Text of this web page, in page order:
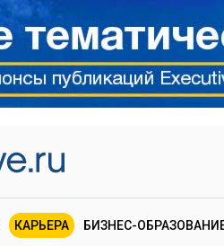
КАРЬЕРА БИЗНЕС-